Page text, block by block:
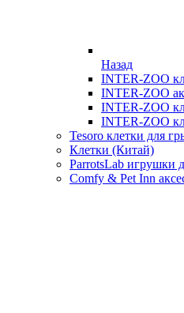
Назад
INTER-ZOO
INTER-ZOO
INTER-ZOO
INTER-ZOO
Tesoro клетки для
Клетки (Китай)
ParrotsLab игрушки
Comfy & Pet Inn